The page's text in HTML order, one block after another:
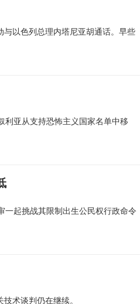
以色列总理内塔尼亚胡通话。早些
利亚从支持恐怖主义国家名单中移
一起挑战其限制出生公民权行政命令
术谈判仍在继续。